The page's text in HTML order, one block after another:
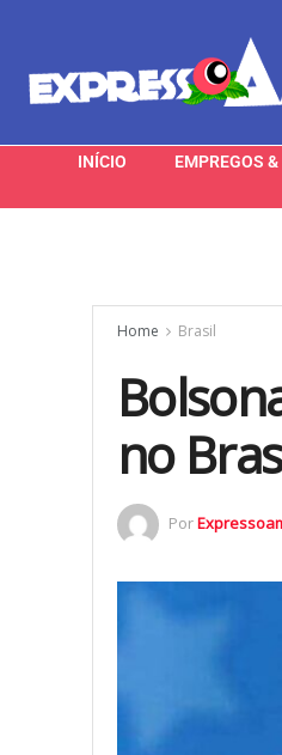
INÍCIO EMPREGOS &
Home Brasil
no
Por